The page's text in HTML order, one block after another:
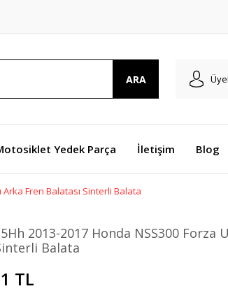
ARA
Yedek Parça İletişim Blog
Fren Balatası Sinterli Balata
2013-2017 Honda NSS300 Forza
Balata
TL